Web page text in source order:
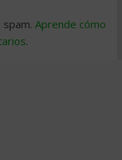
Aprende cómo
.